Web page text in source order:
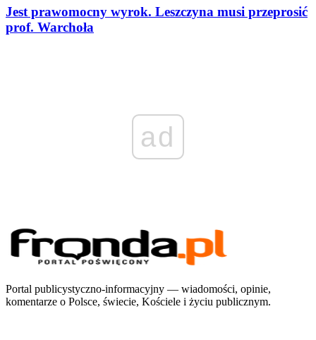
Jest prawomocny wyrok. Leszczyna musi przeprosić
prof. Warchoła
ad
Portal publicystyczno-informacyjny — wiadomości, opinie,
komentarze o Polsce, świecie, Kościele i życiu publicznym.